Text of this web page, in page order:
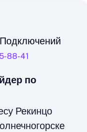
88-41
по
Рекинцо